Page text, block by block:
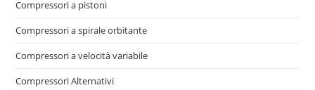
Compressori a pistoni
Compressori a spirale orbitante
Compressori a velocità variabile
Compressori Alternativi